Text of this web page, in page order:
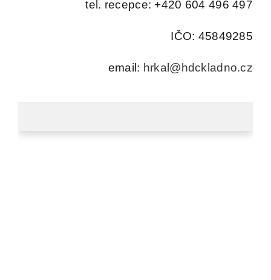
tel. recepce: +420 604 496 497
IČO: 45849285
email: hrkal@hdckladno.cz